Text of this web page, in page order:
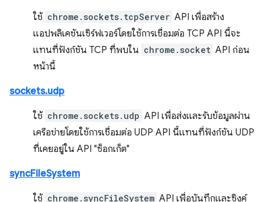
ใช้ chrome.sockets.tcpServer API เพื่อสร้าง
แอปพลิเคชันเซิร์ฟเวอร์โดยใช้การเชื่อมต่อ TCP API นี้จะ
แทนที่ฟังก์ชัน TCP ที่พบใน chrome.socket API ก่อน
หน้านี้
sockets.udp
ใช้ chrome.sockets.udp API เพื่อส่งและรับข้อมูลผ่าน
เครือข่ายโดยใช้การเชื่อมต่อ UDP API นี้แทนที่ฟังก์ชัน UDP
ที่เคยอยู่ใน API "ซ็อกเก็ต"
syncFileSystem
ใช้ chrome.syncFileSystem API เพื่อบันทึกและซิงค์